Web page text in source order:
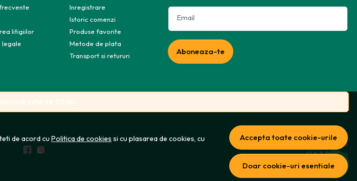
este de 70 lei.
de acord cu Politica de cookies si cu plasarea de cookies, cu
Accepta toate cookie-urile
Doar cookie-uri esentiale
litigiilor
legale
Inregistrare
Istoric comenzi
Produse favorite
Metode de plata
Transport si retururi
Email
Aboneaza-te
© Flori-Plante 2026
CULT Design